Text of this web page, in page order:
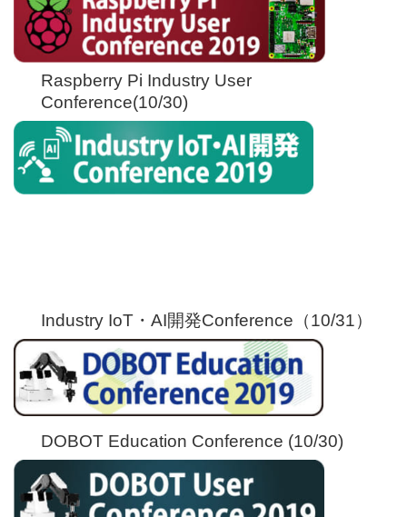
Raspberry Pi Industry User
Conference(10/30)
Industry IoT・AI開発Conference（10/31）
DOBOT Education Conference (10/30)